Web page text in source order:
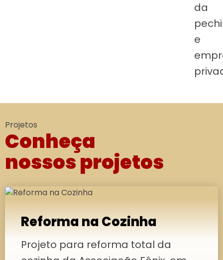
da
e
Projetos
Conheça
nossos projetos
Reforma na Cozinha
Projeto para reforma total da